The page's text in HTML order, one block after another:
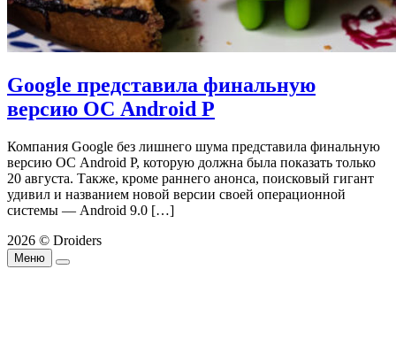
Google представила финальную
версию ОС Android P
Компания Google без лишнего шума представила финальную
версию ОС Android P, которую должна была показать только
20 августа. Также, кроме раннего анонса, поисковый гигант
удивил и названием новой версии своей операционной
системы — Android 9.0 […]
2026 © Droiders
Меню